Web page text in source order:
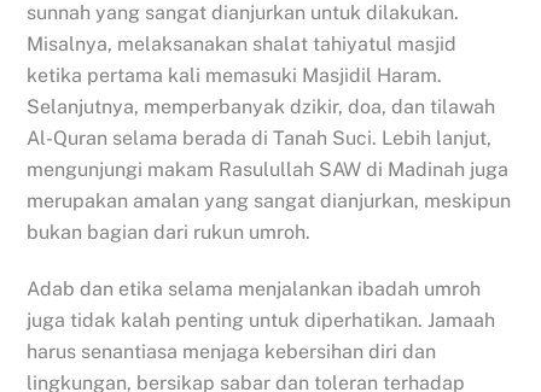
sunnah yang sangat dianjurkan untuk dilakukan.
Misalnya, melaksanakan shalat tahiyatul masjid
ketika pertama kali memasuki Masjidil Haram.
Selanjutnya, memperbanyak dzikir, doa, dan tilawah
Al-Quran selama berada di Tanah Suci. Lebih lanjut,
mengunjungi makam Rasulullah SAW di Madinah juga
merupakan amalan yang sangat dianjurkan, meskipun
bukan bagian dari rukun umroh.
Adab dan etika selama menjalankan ibadah umroh
juga tidak kalah penting untuk diperhatikan. Jamaah
harus senantiasa menjaga kebersihan diri dan
lingkungan, bersikap sabar dan toleran terhadap